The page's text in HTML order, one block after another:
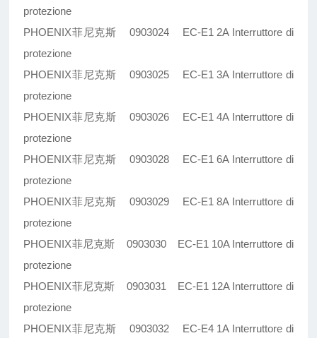
protezione
PHOENIX菲尼克斯 0903024 EC-E1 2A Interruttore di
protezione
PHOENIX菲尼克斯 0903025 EC-E1 3A Interruttore di
protezione
PHOENIX菲尼克斯 0903026 EC-E1 4A Interruttore di
protezione
PHOENIX菲尼克斯 0903028 EC-E1 6A Interruttore di
protezione
PHOENIX菲尼克斯 0903029 EC-E1 8A Interruttore di
protezione
PHOENIX菲尼克斯 0903030 EC-E1 10A Interruttore di
protezione
PHOENIX菲尼克斯 0903031 EC-E1 12A Interruttore di
protezione
PHOENIX菲尼克斯 0903032 EC-E4 1A Interruttore di